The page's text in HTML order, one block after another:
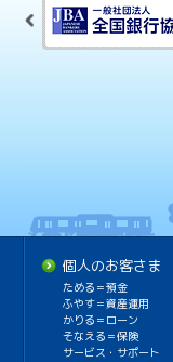
個人のお客さま
ためる＝預金
ふやす＝資産運用
かりる＝ローン
そなえる＝保険
サービス・サポート